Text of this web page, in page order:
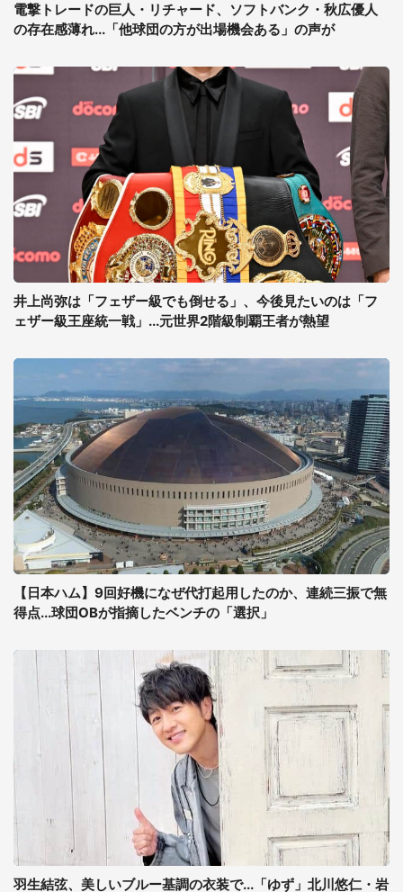
電撃トレードの巨人・リチャード、ソフトバンク・秋広優人
の存在感薄れ...「他球団の方が出場機会ある」の声が
井上尚弥は「フェザー級でも倒せる」、今後見たいのは「フ
ェザー級王座統一戦」...元世界2階級制覇王者が熱望
【日本ハム】9回好機になぜ代打起用したのか、連続三振で無
得点...球団OBが指摘したベンチの「選択」
羽生結弦、美しいブルー基調の衣装で...「ゆず」北川悠仁・岩